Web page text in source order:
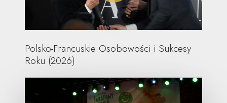
Polsko-Francuskie Osobowości i Sukcesy
Roku (2026)